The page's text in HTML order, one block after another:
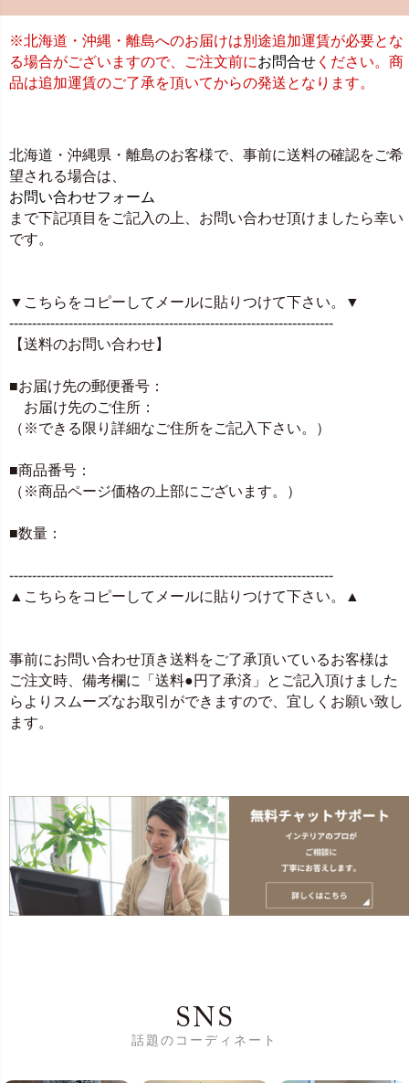
※北海道・沖縄・離島へのお届けは別途追加運賃が必要とな
る場合がございますので、ご注文前にお問合せ ください。商
品は追加運賃のご了承を頂いてからの発送となります。
北海道・沖縄県・離島のお客様で、事前に送料の確認をご希
望される場合は、
お問い合わせフォーム
まで下記項目をご記入の上、お問い合わせ頂けましたら幸い
です。
▼こちらをコピーしてメールに貼りつけて下さい。▼
-----------------------------------------------------------------------
【送料のお問い合わせ】
■お届け先の郵便番号：
お届け先のご住所：
（※できる限り詳細なご住所をご記入下さい。）
■商品番号：
（※商品ページ価格の上部にございます。）
■数量：
-----------------------------------------------------------------------
▲こちらをコピーしてメールに貼りつけて下さい。▲
事前にお問い合わせ頂き送料をご了承頂いているお客様は
ご注文時、備考欄に「送料●円了承済」とご記入頂けました
らよりスムーズなお取引ができますので、宜しくお願い致し
ます。
SNS
話題のコーディネート